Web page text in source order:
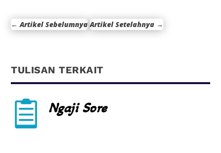
←Artikel Sebelumnya Artikel Setelahnya →
TULISAN TERKAIT
 Ngaji Sore